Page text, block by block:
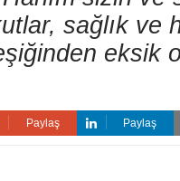
sağlık
eksik
Paylaş Paylaş